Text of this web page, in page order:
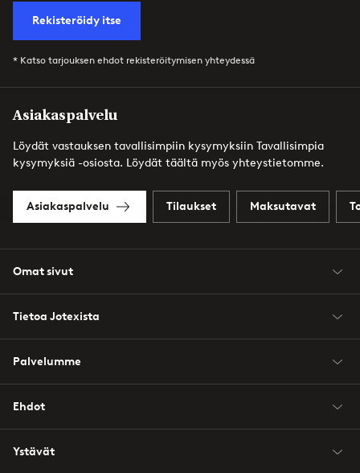
Rekisteröidy itse
* Katso tarjouksen ehdot rekisteröitymisen yhteydessä
Asiakaspalvelu
Löydät vastauksen tavallisimpiin kysymyksiin Tavallisimpia
kysymyksiä -osiosta. Löydät täältä myös yhteystietomme.
Asiakaspalvelu Tilaukset Maksutavat
Omat sivut
Tietoa Jotexista
Palvelumme
Ehdot
Ystävät